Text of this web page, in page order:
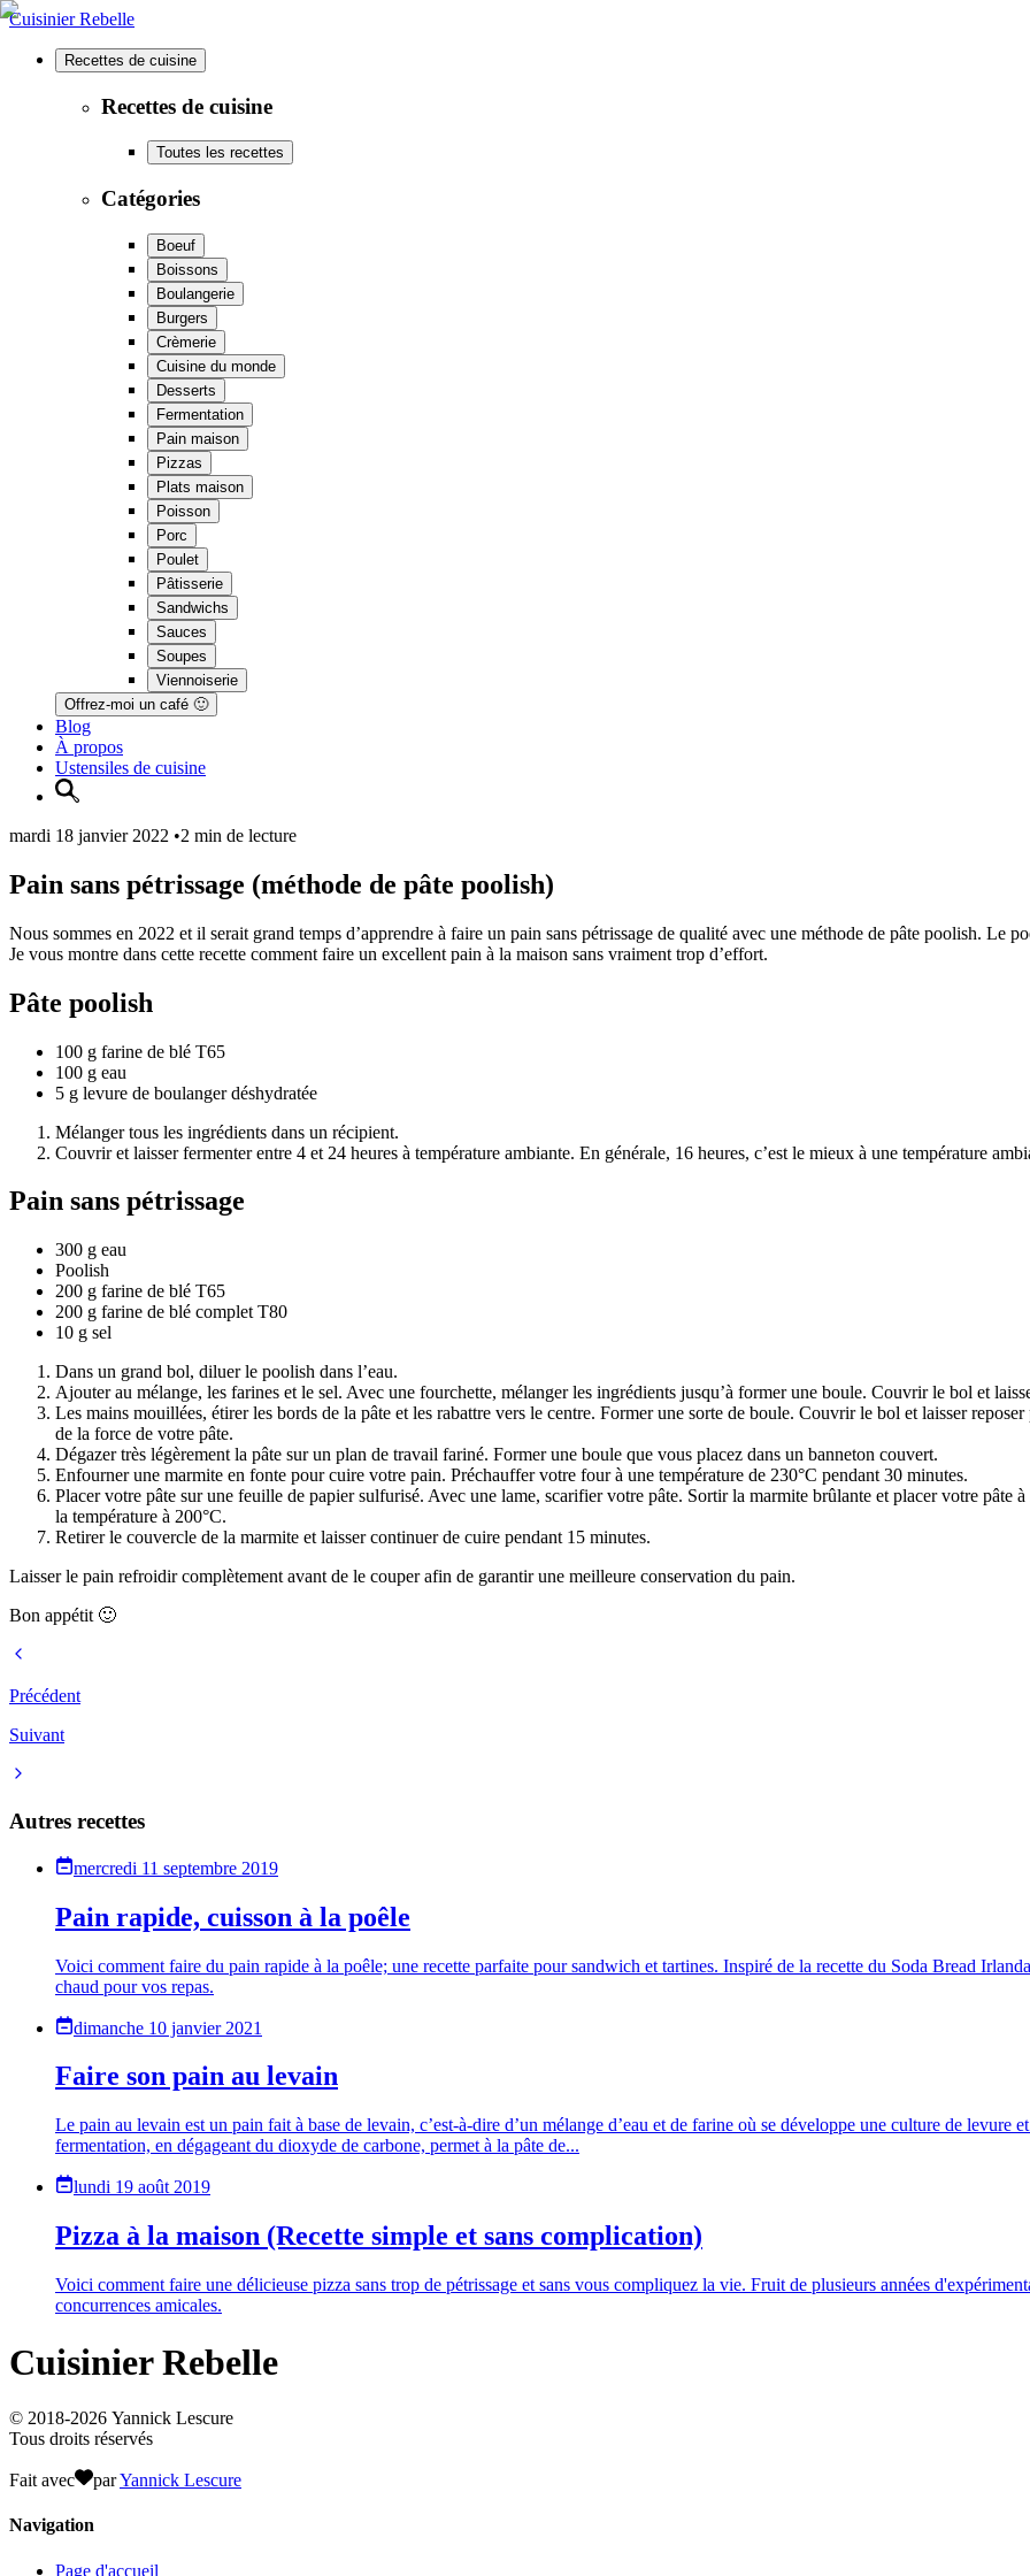
Cuisinier Rebelle
Recettes de cuisine
Recettes de cuisine
Toutes les recettes
Catégories
Boeuf
Boissons
Boulangerie
Burgers
Crèmerie
Cuisine du monde
Desserts
Fermentation
Pain maison
Pizzas
Plats maison
Poisson
Porc
Poulet
Pâtisserie
Sandwichs
Sauces
Soupes
Viennoiserie
Offrez-moi un café 🙂
Blog
À propos
Ustensiles de cuisine
mardi 18 janvier 2022 •2 min de lecture
Pain sans pétrissage (méthode de pâte poolish)
Nous sommes en 2022 et il serait grand temps d’apprendre à faire un pain sans pétrissage de qualité avec une méthode de pâte poolish. Le
Je vous montre dans cette recette comment faire un excellent pain à la maison sans vraiment trop d’effort.
Pâte poolish
100 g farine de blé T65
100 g eau
5 g levure de boulanger déshydratée
Mélanger tous les ingrédients dans un récipient.
Couvrir et laisser fermenter entre 4 et 24 heures à température ambiante. En générale, 16 heures, c’est le mieux à une température
Pain sans pétrissage
300 g eau
Poolish
200 g farine de blé T65
200 g farine de blé complet T80
10 g sel
Dans un grand bol, diluer le poolish dans l’eau.
Ajouter au mélange, les farines et le sel. Avec une fourchette, mélanger les ingrédients jusqu’à former une boule. Couvrir le bol et
Les mains mouillées, étirer les bords de la pâte et les rabattre vers le centre. Former une sorte de boule. Couvrir le bol et laisser
de la force de votre pâte.
Dégazer très légèrement la pâte sur un plan de travail fariné. Former une boule que vous placez dans un banneton couvert.
Enfourner une marmite en fonte pour cuire votre pain. Préchauffer votre four à une température de 230°C pendant 30 minutes.
Placer votre pâte sur une feuille de papier sulfurisé. Avec une lame, scarifier votre pâte. Sortir la marmite brûlante et placer votre pâte
la température à 200°C.
Retirer le couvercle de la marmite et laisser continuer de cuire pendant 15 minutes.
Laisser le pain refroidir complètement avant de le couper afin de garantir une meilleure conservation du pain.
Bon appétit 🙂
Précédent
Suivant
Autres recettes
mercredi 11 septembre 2019
Pain rapide, cuisson à la poêle
Voici comment faire du pain rapide à la poêle; une recette parfaite pour sandwich et tartines. Inspiré de la recette du Soda Bread
chaud pour vos repas.
dimanche 10 janvier 2021
Faire son pain au levain
Le pain au levain est un pain fait à base de levain, c’est-à-dire d’un mélange d’eau et de farine où se développe une culture de levure
fermentation, en dégageant du dioxyde de carbone, permet à la pâte de...
lundi 19 août 2019
Pizza à la maison (Recette simple et sans complication)
Voici comment faire une délicieuse pizza sans trop de pétrissage et sans vous compliquez la vie. Fruit de plusieurs années
concurrences amicales.
Cuisinier Rebelle
© 2018-2026 Yannick Lescure
Tous droits réservés
Fait avec parYannick Lescure
Navigation
Page d'accueil